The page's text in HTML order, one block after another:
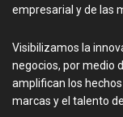
empresarial y de las
Visibilizamos la
negocios, por medio
amplifican los
marcas y el talento